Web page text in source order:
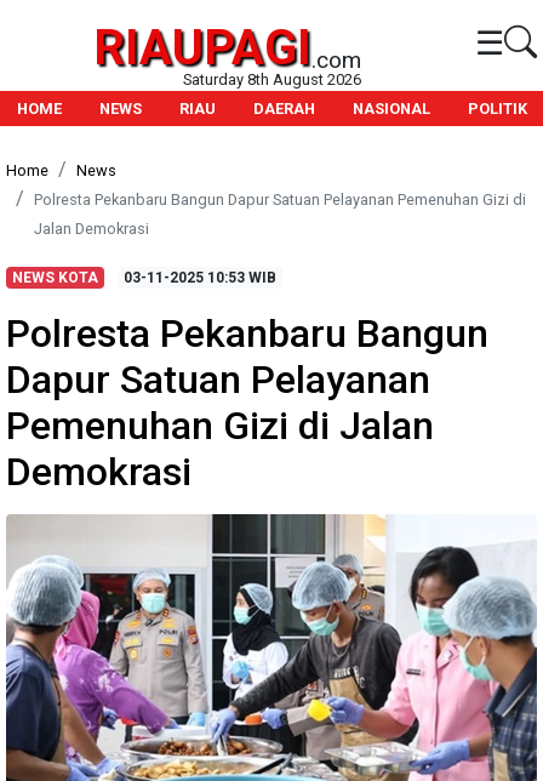
RIAUPAGI.com ☰
Saturday 8th August 2026
HOME
NEWS RIAU DAERAH NASIONAL POLITIK
Home
News
Polresta Pekanbaru Bangun Dapur Satuan Pelayanan Pemenuhan Gizi di
Jalan Demokrasi
NEWS KOTA 03-11-2025 10:53 WIB
Polresta Pekanbaru Bangun
Dapur Satuan Pelayanan
Pemenuhan Gizi di Jalan
Demokrasi